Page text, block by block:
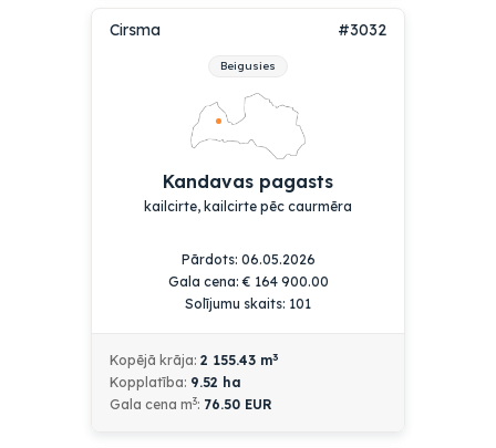
Cirsma #3032
Beigusies
Kandavas pagasts
kailcirte, kailcirte pēc caurmēra
Pārdots: 06.05.2026
Gala cena:€ 164 900.00
Solījumu skaits: 101
Kopējā krāja: 2 155.43 m3
Kopplatība: 9.52 ha
Gala cena m3: 76.50 EUR